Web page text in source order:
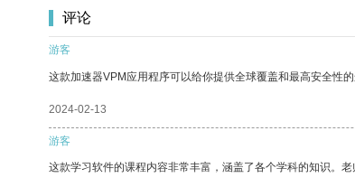
评论
游客
这款加速器VPM应用程序可以给你提供全球覆盖和最高安全性的
2024-02-13
游客
这款学习软件的课程内容非常丰富，涵盖了各个学科的知识。